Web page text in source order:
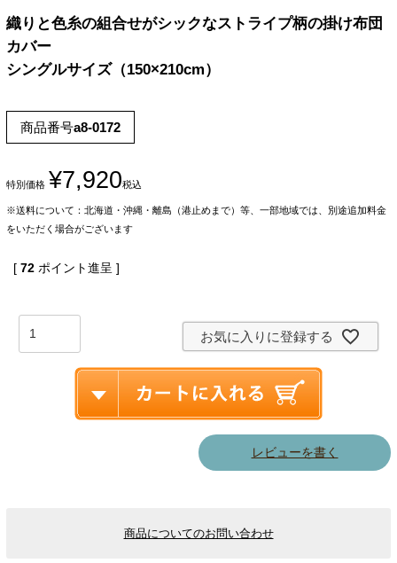
織りと色糸の組合せがシックなストライプ柄の掛け布団
カバー
シングルサイズ（150×210cm）
商品番号a8-0172
特別価格 ¥7,920税込
※送料について：北海道・沖縄・離島（港止めまで）等、一部地域では、別途追加料金
をいただく場合がございます
[ 72 ポイント進呈 ]
お気に入りに登録する
レビューを書く
商品についてのお問い合わせ